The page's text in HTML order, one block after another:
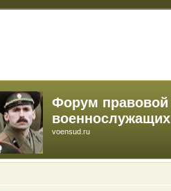
Форум
военнослужащих
voensud.ru